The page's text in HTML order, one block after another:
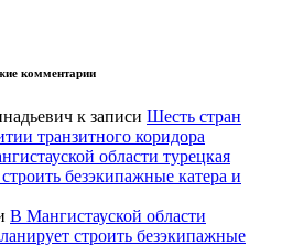
комментарии
к записи Шесть стран
транзитного коридора
области турецкая
безэкипажные катера и
В Мангистауской области
строить безэкипажные